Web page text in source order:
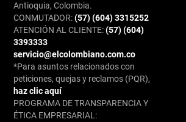
Antioquia, Colombia.
CONMUTADOR:(57) (604) 3315252
ATENCIÓN AL CLIENTE:(57) (604)
3393333
servicio@elcolombiano.com.co
*Para asuntos relacionados con
peticiones, quejas y reclamos (PQR),
haz clic aquí
PROGRAMA DE TRANSPARENCIA Y
ÉTICA EMPRESARIAL: